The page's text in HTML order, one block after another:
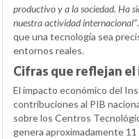
productivo y a la sociedad. Ha
nuestra actividad internacional”
que una tecnología sea
entornos reales.
Cifras que reflejan el
El impacto económico del
contribuciones al PIB
sobre los Centros
genera aproximadamente